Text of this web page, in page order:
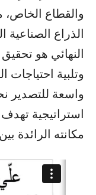
والقطاع
الذراع
النهائي هو
وتلبية احتياجات
واسعة للتصدير
استراتيجية
مكانته الرائدة